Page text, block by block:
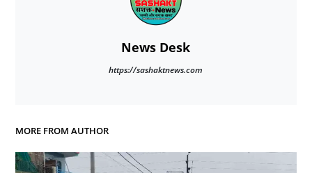
News Desk
https://sashaktnews.com
MORE FROM AUTHOR